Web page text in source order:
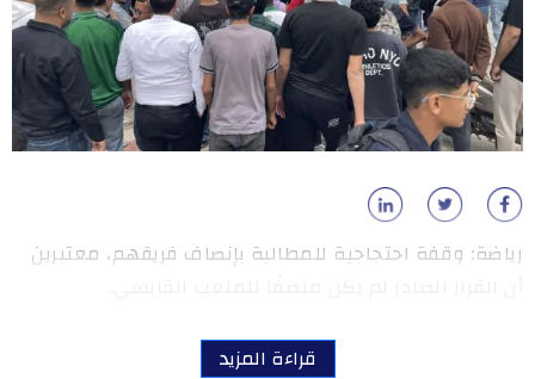
رياضة: وقفة احتجاجية للمطالبة بإنصاف فريقهم، معتبرين
قراءة المزيد